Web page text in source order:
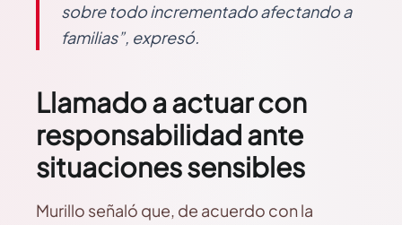
sobre todo incrementado afectando a
familias”, expresó.
Llamado a actuar con
responsabilidad ante
situaciones sensibles
Murillo señaló que, de acuerdo con la